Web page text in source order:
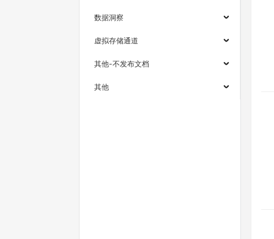
数据洞察
虚拟存储通道
其他-不发布文档
其他